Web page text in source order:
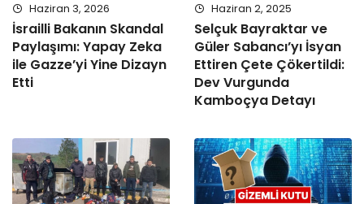
Haziran 3, 2026
İsrailli Bakanın Skandal
Paylaşımı: Yapay Zeka
ile Gazze’yi Yine Dizayn
Etti
Haziran 2, 2025
Selçuk Bayraktar ve
Güler Sabancı’yı İsyan
Ettiren Çete Çökertildi:
Dev Vurgunda
Kamboçya Detayı